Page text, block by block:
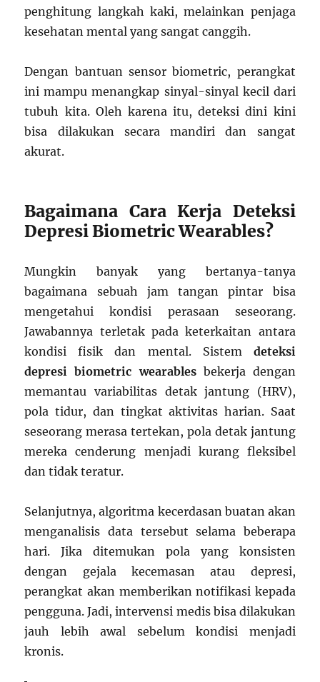
penghitung langkah kaki, melainkan penjaga
kesehatan mental yang sangat canggih.
Dengan bantuan sensor biometric, perangkat
ini mampu menangkap sinyal-sinyal kecil dari
tubuh kita. Oleh karena itu, deteksi dini kini
bisa dilakukan secara mandiri dan sangat
akurat.
Bagaimana Cara Kerja Deteksi
Depresi Biometric Wearables?
Mungkin banyak yang bertanya-tanya
bagaimana sebuah jam tangan pintar bisa
mengetahui kondisi perasaan seseorang.
Jawabannya terletak pada keterkaitan antara
kondisi fisik dan mental. Sistem deteksi
depresi biometric wearablesbekerja dengan
memantau variabilitas detak jantung (HRV),
pola tidur, dan tingkat aktivitas harian. Saat
seseorang merasa tertekan, pola detak jantung
mereka cenderung menjadi kurang fleksibel
dan tidak teratur.
Selanjutnya, algoritma kecerdasan buatan akan
menganalisis data tersebut selama beberapa
hari. Jika ditemukan pola yang konsisten
dengan gejala kecemasan atau depresi,
perangkat akan memberikan notifikasi kepada
pengguna. Jadi, intervensi medis bisa dilakukan
jauh lebih awal sebelum kondisi menjadi
kronis.